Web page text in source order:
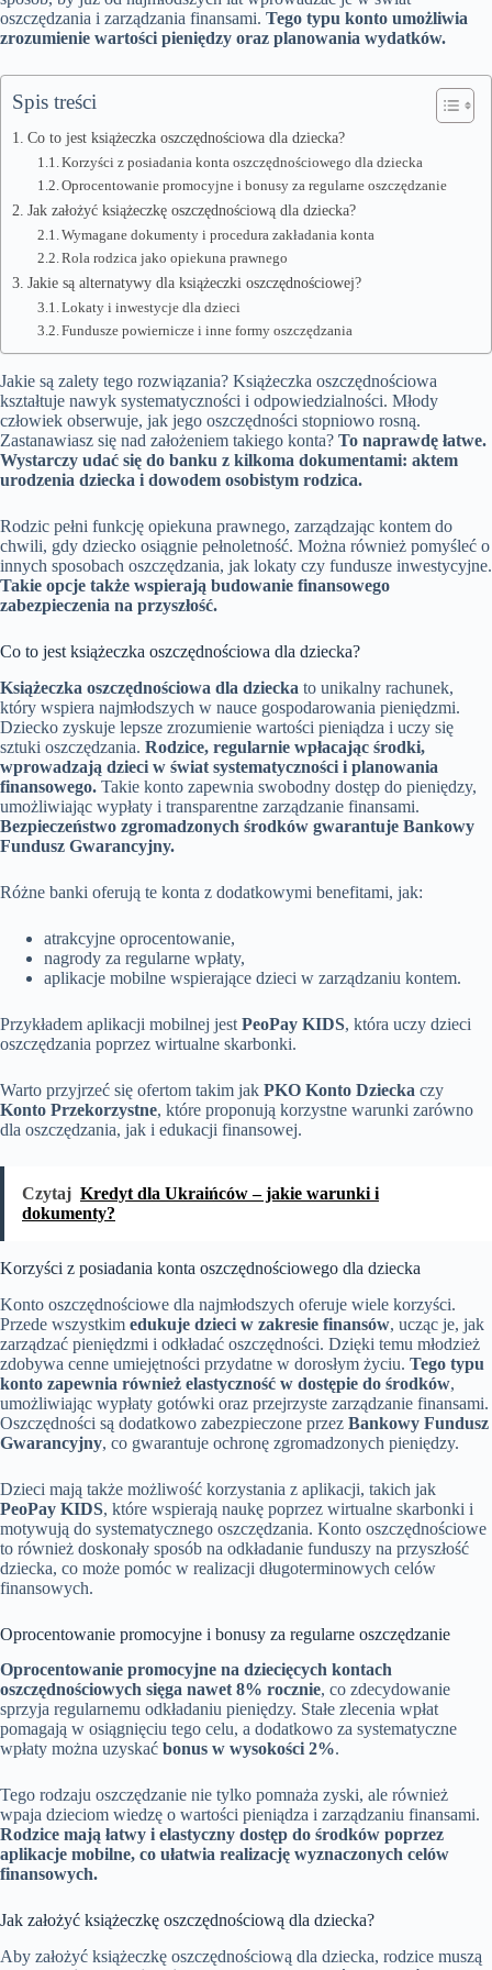
oszczędzania i zarządzania finansami. Tego typu konto umożliwia
zrozumienie wartości pieniędzy oraz planowania wydatków.
Spis treści
Co to jest książeczka oszczędnościowa dla dziecka?
Korzyści z posiadania konta oszczędnościowego dla dziecka
Oprocentowanie promocyjne i bonusy za regularne oszczędzanie
Jak założyć książeczkę oszczędnościową dla dziecka?
Wymagane dokumenty i procedura zakładania konta
Rola rodzica jako opiekuna prawnego
Jakie są alternatywy dla książeczki oszczędnościowej?
Lokaty i inwestycje dla dzieci
Fundusze powiernicze i inne formy oszczędzania
Jakie są zalety tego rozwiązania? Książeczka oszczędnościowa
kształtuje nawyk systematyczności i odpowiedzialności. Młody
człowiek obserwuje, jak jego oszczędności stopniowo rosną.
Zastanawiasz się nad założeniem takiego konta? To naprawdę łatwe.
Wystarczy udać się do banku z kilkoma dokumentami: aktem
urodzenia dziecka i dowodem osobistym rodzica.
Rodzic pełni funkcję opiekuna prawnego, zarządzając kontem do
chwili, gdy dziecko osiągnie pełnoletność. Można również pomyśleć o
innych sposobach oszczędzania, jak lokaty czy fundusze inwestycyjne.
Takie opcje także wspierają budowanie finansowego
zabezpieczenia na przyszłość.
Co to jest książeczka oszczędnościowa dla dziecka?
Książeczka oszczędnościowa dla dziecka to unikalny rachunek,
który wspiera najmłodszych w nauce gospodarowania pieniędzmi.
Dziecko zyskuje lepsze zrozumienie wartości pieniądza i uczy się
sztuki oszczędzania. Rodzice, regularnie wpłacając środki,
wprowadzają dzieci w świat systematyczności i planowania
finansowego. Takie konto zapewnia swobodny dostęp do pieniędzy,
umożliwiając wypłaty i transparentne zarządzanie finansami.
Bezpieczeństwo zgromadzonych środków gwarantuje Bankowy
Fundusz Gwarancyjny.
Różne banki oferują te konta z dodatkowymi benefitami, jak:
atrakcyjne oprocentowanie,
nagrody za regularne wpłaty,
aplikacje mobilne wspierające dzieci w zarządzaniu kontem.
Przykładem aplikacji mobilnej jest PeoPay KIDS, która uczy dzieci
oszczędzania poprzez wirtualne skarbonki.
Warto przyjrzeć się ofertom takim jak PKO Konto Dziecka czy
Konto Przekorzystne, które proponują korzystne warunki zarówno
dla oszczędzania, jak i edukacji finansowej.
Czytaj Kredyt dla Ukraińców – jakie warunki i
dokumenty?
Korzyści z posiadania konta oszczędnościowego dla dziecka
Konto oszczędnościowe dla najmłodszych oferuje wiele korzyści.
Przede wszystkim edukuje dzieci w zakresie finansów, ucząc je, jak
zarządzać pieniędzmi i odkładać oszczędności. Dzięki temu młodzież
zdobywa cenne umiejętności przydatne w dorosłym życiu. Tego typu
konto zapewnia również elastyczność w dostępie do środków,
umożliwiając wypłaty gotówki oraz przejrzyste zarządzanie finansami.
Oszczędności są dodatkowo zabezpieczone przez Bankowy Fundusz
Gwarancyjny, co gwarantuje ochronę zgromadzonych pieniędzy.
Dzieci mają także możliwość korzystania z aplikacji, takich jak
PeoPay KIDS, które wspierają naukę poprzez wirtualne skarbonki i
motywują do systematycznego oszczędzania. Konto oszczędnościowe
to również doskonały sposób na odkładanie funduszy na przyszłość
dziecka, co może pomóc w realizacji długoterminowych celów
finansowych.
Oprocentowanie promocyjne i bonusy za regularne oszczędzanie
Oprocentowanie promocyjne na dziecięcych kontach
oszczędnościowych sięga nawet 8% rocznie, co zdecydowanie
sprzyja regularnemu odkładaniu pieniędzy. Stałe zlecenia wpłat
pomagają w osiągnięciu tego celu, a dodatkowo za systematyczne
wpłaty można uzyskać bonus w wysokości 2%.
Tego rodzaju oszczędzanie nie tylko pomnaża zyski, ale również
wpaja dzieciom wiedzę o wartości pieniądza i zarządzaniu finansami.
Rodzice mają łatwy i elastyczny dostęp do środków poprzez
aplikacje mobilne, co ułatwia realizację wyznaczonych celów
finansowych.
Jak założyć książeczkę oszczędnościową dla dziecka?
Aby założyć książeczkę oszczędnościową dla dziecka, rodzice muszą